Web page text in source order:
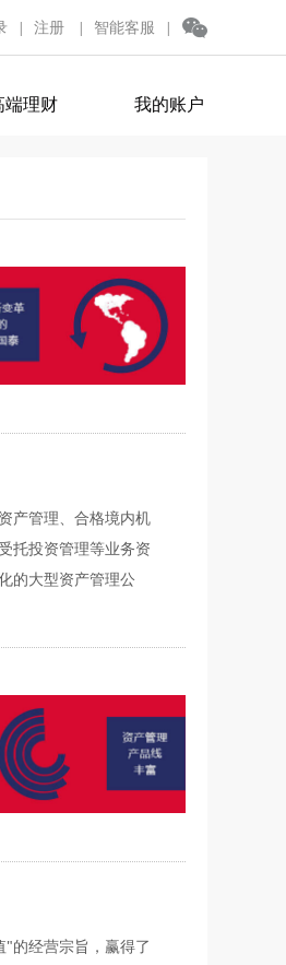
| 注册 | 智能客服 |
端理财 我的账户
产管理、合格境内机
托投资管理等业务资
的大型资产管理公
的经营宗旨，赢得了